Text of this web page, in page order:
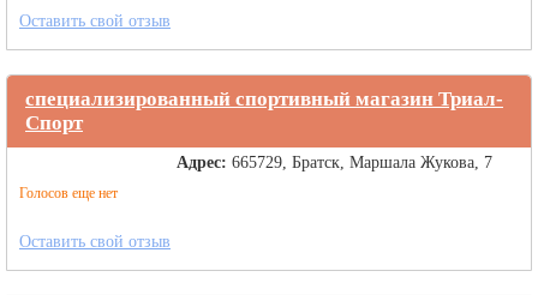
Оставить свой отзыв
специализированный спортивный магазин Триал-
Спорт
Голосов еще нет
Адрес: 665729, Братск, Маршала Жукова, 7
Оставить свой отзыв